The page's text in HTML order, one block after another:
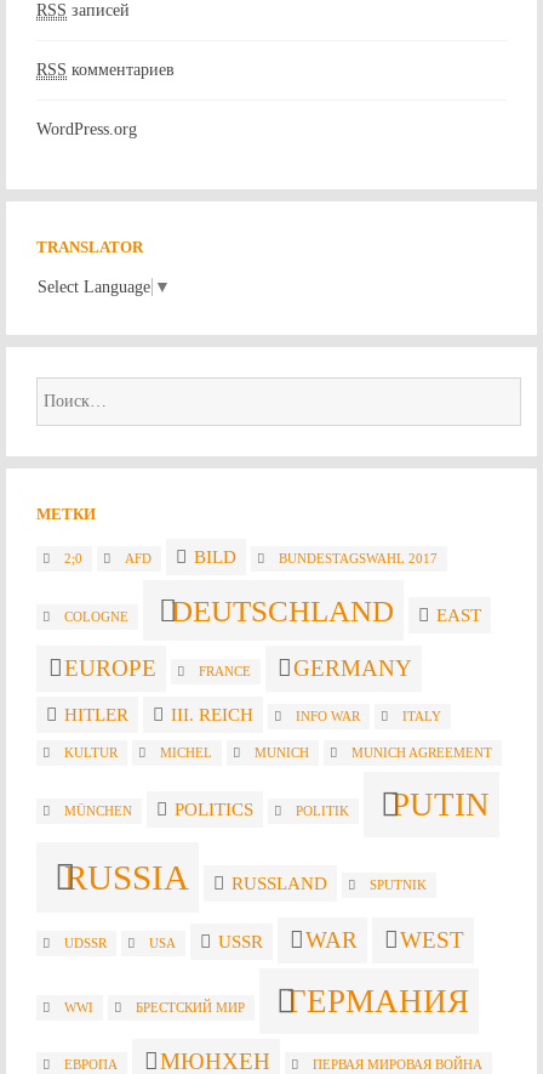
RSS записей
RSS комментариев
WordPress.org
TRANSLATOR
Select Language ▼
Найти:
МЕТКИ
2;0 AFD BILD BUNDESTAGSWAHL 2017
COLOGNE DEUTSCHLAND EAST
EUROPE FRANCE GERMANY
HITLER III. REICH INFO WAR ITALY
KULTUR MICHEL MUNICH MUNICH AGREEMENT
MÜNCHEN POLITICS POLITIK PUTIN
RUSSIA RUSSLAND SPUTNIK
UDSSR USA USSR WAR WEST
WWI БРЕСТСКИЙ МИР ГЕРМАНИЯ
ЕВРОПА МЮНХЕН ПЕРВАЯ МИРОВАЯ ВОЙНА